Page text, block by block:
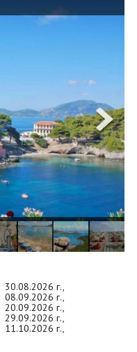
30.08.2026 г.,
08.09.2026 г.,
20.09.2026 г.,
29.09.2026 г.,
11.10.2026 г.,